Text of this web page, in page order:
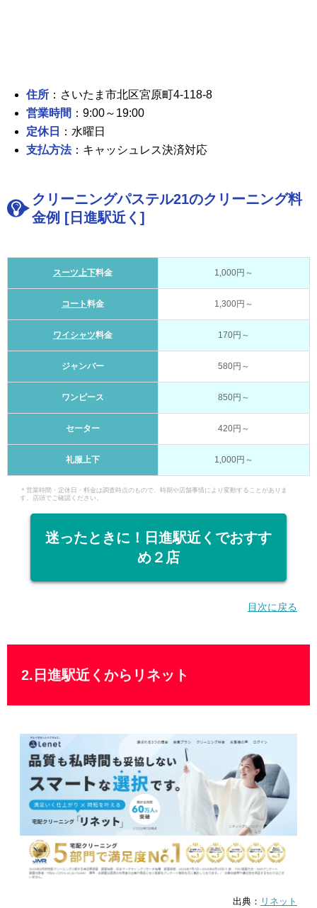
住所 ：さいたま市北区宮原町4-118-8
営業時間 ：9:00～19:00
定休日
：水曜日
支払方法：キャッシュレス決済対応
クリーニングパステル21のクリーニング料
金例 [日進駅近く]
スーツ上下料金 1,000円～
コート料金 1,300円～
ワイシャツ料金 170円～
ジャンバー 580円～
ワンピース 850円～
セーター 420円～
礼服上下 1,000円～
＊営業時間・定休日・料金は調査時点のもので、時期や店舗事情により変動することがありま
す。店頭でご確認ください。
迷ったときに！日進駅近くでおすす
め２店
目次に戻る
2.日進駅近くからリネット
出典： リネット